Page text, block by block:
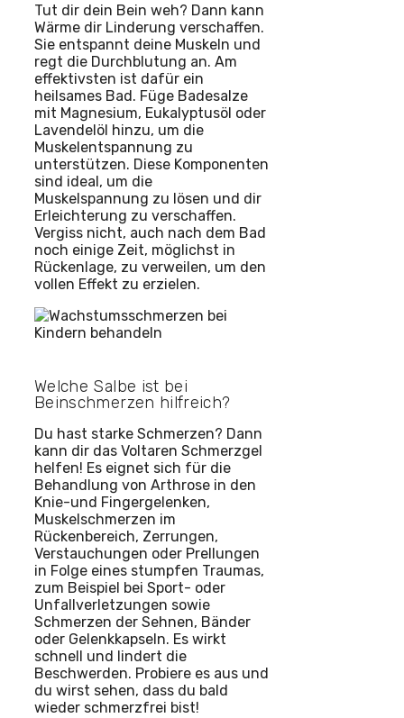
Tut dir dein Bein weh? Dann kann
Wärme dir Linderung verschaffen.
Sie entspannt deine Muskeln und
regt die Durchblutung an. Am
effektivsten ist dafür ein
heilsames Bad. Füge Badesalze
mit Magnesium, Eukalyptusöl oder
Lavendelöl hinzu, um die
Muskelentspannung zu
unterstützen. Diese Komponenten
sind ideal, um die
Muskelspannung zu lösen und dir
Erleichterung zu verschaffen.
Vergiss nicht, auch nach dem Bad
noch einige Zeit, möglichst in
Rückenlage, zu verweilen, um den
vollen Effekt zu erzielen.
Welche Salbe ist bei
Beinschmerzen hilfreich?
Du hast starke Schmerzen? Dann
kann dir das Voltaren Schmerzgel
helfen! Es eignet sich für die
Behandlung von Arthrose in den
Knie-und Fingergelenken,
Muskelschmerzen im
Rückenbereich, Zerrungen,
Verstauchungen oder Prellungen
in Folge eines stumpfen Traumas,
zum Beispiel bei Sport- oder
Unfallverletzungen sowie
Schmerzen der Sehnen, Bänder
oder Gelenkkapseln. Es wirkt
schnell und lindert die
Beschwerden. Probiere es aus und
du wirst sehen, dass du bald
wieder schmerzfrei bist!